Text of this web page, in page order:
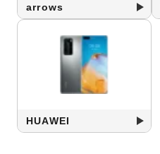
arrows
HUAWEI